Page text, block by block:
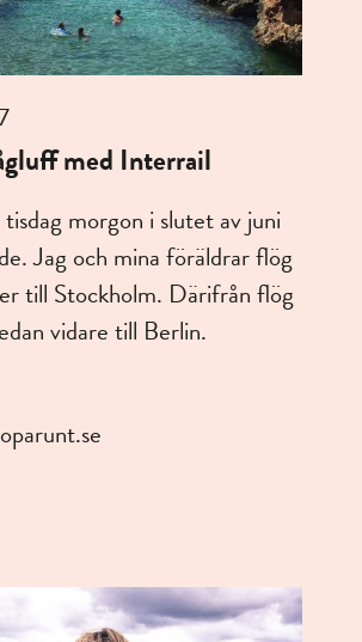
med Interrail
morgon i slutet av juni
Jag och mina föräldrar flög
till Stockholm. Därifrån flög
vidare till Berlin.